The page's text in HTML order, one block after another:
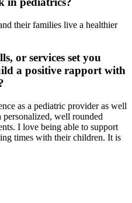
their families live a healthier
or services set you
a positive rapport with
as a pediatric provider as well
personalized, well rounded
I love being able to support
times with their children. It is